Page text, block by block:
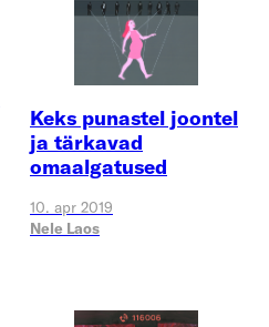
Keks punastel joontel
ja tärkavad
omaalgatused
10. apr 2019
Nele Laos